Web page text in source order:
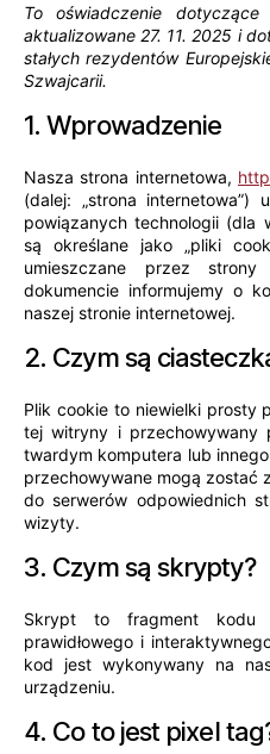
To oświadczenie
aktualizowane 27. 11. 2025 i
stałych rezydentów
Szwajcarii.
1. Wprowadzenie
Nasza strona internetowa,
(dalej: „strona
powiązanych technologii (dla
są określane jako „pliki
umieszczane przez
dokumencie informujemy o
naszej stronie internetowej.
2. Czym są
Plik cookie to niewielki prosty
tej witryny i przechowywany
twardym komputera lub
przechowywane mogą zostać
do serwerów odpowiednich
wizyty.
3. Czym są skrypty?
Skrypt to fragment kodu
prawidłowego i
kod jest wykonywany na
urządzeniu.
4. Co to jest pixel